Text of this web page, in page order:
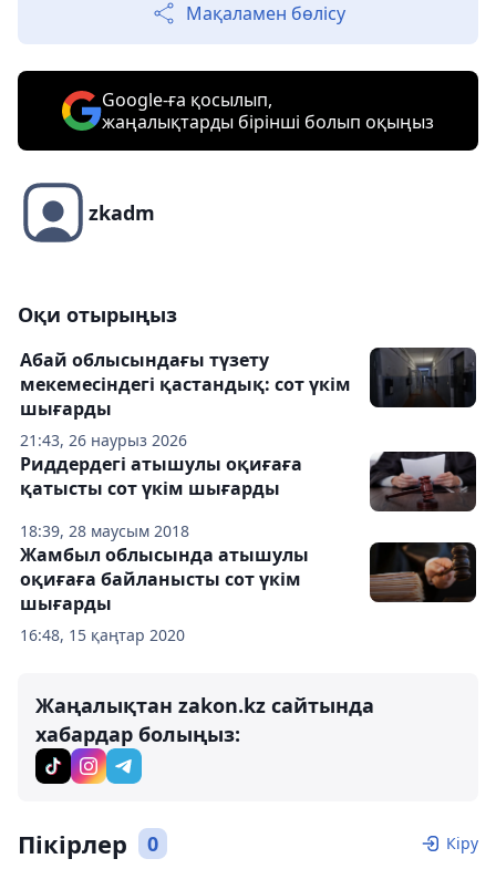
Мақаламен бөлісу
Google-ға қосылып,
жаңалықтарды бірінші болып оқыңыз
zkadm
Оқи отырыңыз
21:43, 26 наурыз 2026
Абай облысындағы түзету
мекемесіндегі қастандық: сот үкім
шығарды
18:39, 28 маусым 2018
Риддердегі атышулы оқиғаға
қатысты сот үкім шығарды
16:48, 15 қаңтар 2020
Жамбыл облысында атышулы
оқиғаға байланысты сот үкім
шығарды
Жаңалықтан zakon.kz сайтында
хабардар болыңыз:
Пікірлер 0 Кіру